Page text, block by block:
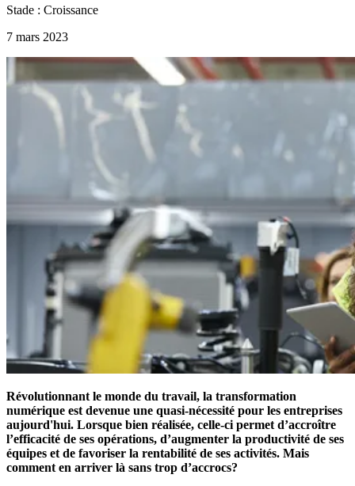
Stade : Croissance
7 mars 2023
Révolutionnant le monde du travail, la transformation
numérique est devenue une quasi-nécessité pour les entreprises
aujourd'hui. Lorsque bien réalisée, celle-ci permet d’accroître
l’efficacité de ses opérations, d’augmenter la productivité de ses
équipes et de favoriser la rentabilité de ses activités. Mais
comment en arriver là sans trop d’accrocs?